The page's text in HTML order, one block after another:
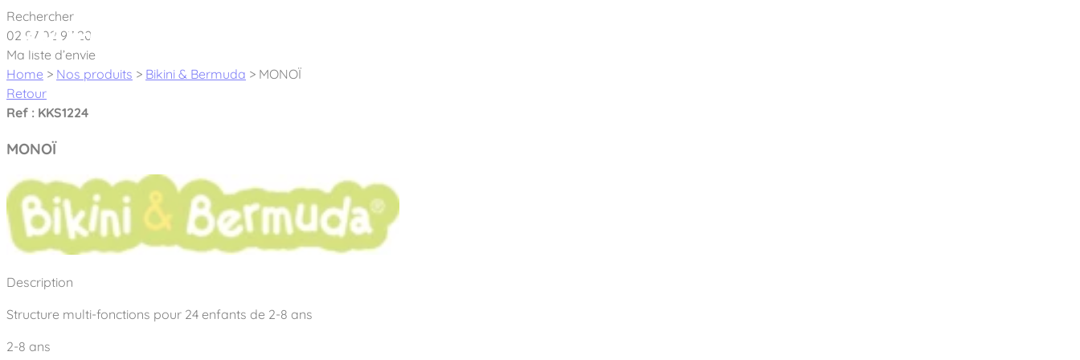
Cookies management panel
Créateur et fabricant d’aires de jeux & équipements sportifs
Nos dernières actualités
À propos
Nos Garanties
Notre concept
Aires de jeux Bikini & Bermuda®
Tous nos jeux
Sport & Fitness Sport&Co®
Agrès fitness
Mobilier & accessoires
Rechercher
02 97 02 97 20
Ma liste d’envie
Home > Nos produits > Bikini & Bermuda > MONOÏ
Retour
Ref : KKS1224
MONOÏ
Description
Structure multi-fonctions pour 24 enfants de 2-8 ans
2-8 ans